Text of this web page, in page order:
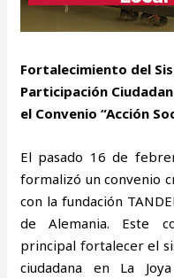
Fortalecimiento del
Participación
el Convenio “Acción
El pasado 16 de
formalizó un convenio
con la fundación
de Alemania. Este
principal fortalecer el
ciudadana en La